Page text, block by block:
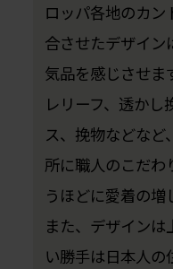
ロッパ各地のカン
合させたデザイン
気品を感じさせま
レリーフ、透かし
ス、挽物などなど
所に職人のこだわ
うほどに愛着の増
また、デザイン
い勝手は日本人の